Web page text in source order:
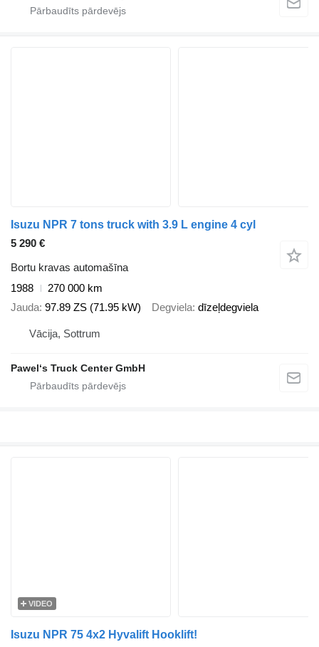
Isuzu NPR 7 tons truck with 3.9 L engine 4 cyl
5 290 €
Bortu kravas automašīna
1988
270 000 km
Jauda 97.89 ZS (71.95 kW) Degviela dīzeļdegviela
Vācija, Sottrum
Pawel‘s Truck Center GmbH
VIDEO
Isuzu NPR 75 4x2 Hyvalift Hooklift!